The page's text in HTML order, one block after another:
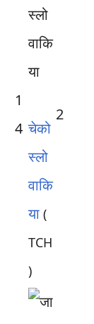
1
4 चेको
स्लो
वाकि
या (
TCH
)
2